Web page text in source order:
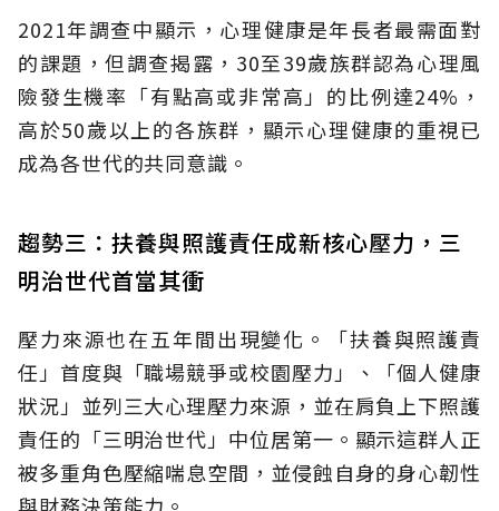
2021年調查中顯示，心理健康是年長者最需面對
的課題，但調查揭露，30至39歲族群認為心理風
險發生機率「有點高或非常高」的比例達24%，
高於50歲以上的各族群，顯示心理健康的重視已
成為各世代的共同意識。
趨勢三：扶養與照護責任成新核心壓力，三
明治世代首當其衝
壓力來源也在五年間出現變化。「扶養與照護責
任」首度與「職場競爭或校園壓力」、「個人健康
狀況」並列三大心理壓力來源，並在肩負上下照護
責任的「三明治世代」中位居第一。顯示這群人正
被多重角色壓縮喘息空間，並侵蝕自身的身心韌性